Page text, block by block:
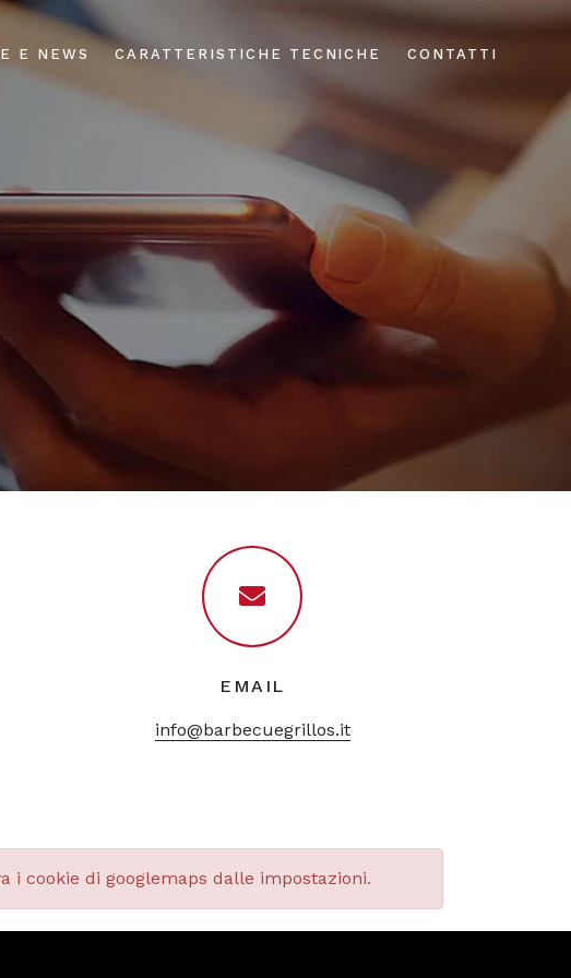
E NEWS CARATTERISTICHE TECNICHE CONTATTI
EMAIL
info@barbecuegrillos.it
i cookie di googlemaps dalle impostazioni.